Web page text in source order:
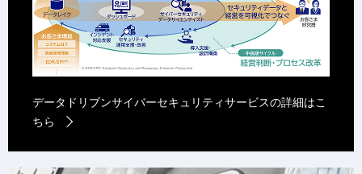
データドリブンサイバーセキュリティサービスの詳細はこ
ちら